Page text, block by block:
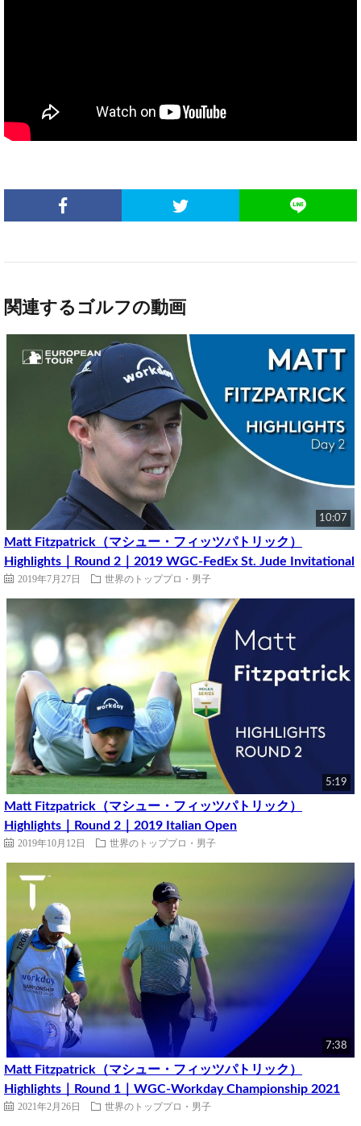
関連するゴルフの動画
10:07
Matt Fitzpatrick（マシュー・フィッツパトリック）
Highlights｜Round 2｜2019 WGC-FedEx St. Jude Invitational
2019年7月27日 世界のトッププロ・男子
5:19
Matt Fitzpatrick（マシュー・フィッツパトリック）
Highlights｜Round 2｜2019 Italian Open
2019年10月12日 世界のトッププロ・男子
7:38
Matt Fitzpatrick（マシュー・フィッツパトリック）
Highlights｜Round 1｜WGC-Workday Championship 2021
2021年2月26日 世界のトッププロ・男子